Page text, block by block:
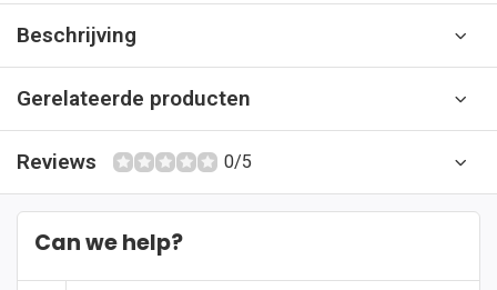
Beschrijving
Gerelateerde producten
Reviews 0/5
Can we help?